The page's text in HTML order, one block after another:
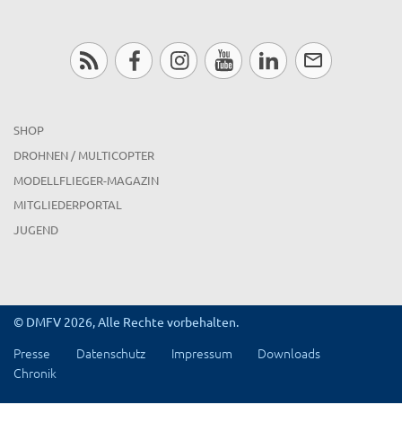
SHOP
DROHNEN / MULTICOPTER
MODELLFLIEGER-MAGAZIN
MITGLIEDERPORTAL
JUGEND
© DMFV 2026, Alle Rechte vorbehalten.
Presse Datenschutz Impressum
Downloads
Chronik